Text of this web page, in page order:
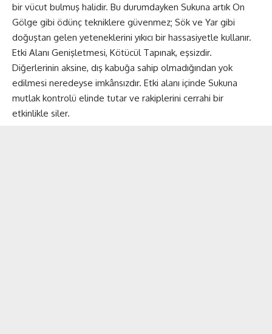
bir vücut bulmuş halidir. Bu durumdayken Sukuna artık On
Gölge gibi ödünç tekniklere güvenmez; Sök ve Yar gibi
doğuştan gelen yeteneklerini yıkıcı bir hassasiyetle kullanır.
Etki Alanı Genişletmesi, Kötücül Tapınak, eşsizdir.
Diğerlerinin aksine, dış kabuğa sahip olmadığından yok
edilmesi neredeyse imkânsızdır. Etki alanı içinde Sukuna
mutlak kontrolü elinde tutar ve rakiplerini cerrahi bir
etkinlikle siler.